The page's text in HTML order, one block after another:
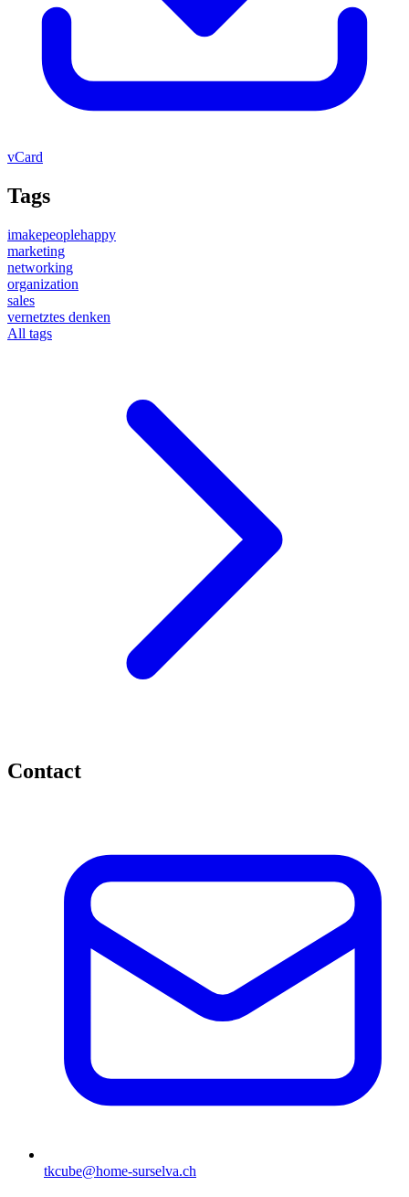
vCard
Tags
imakepeoplehappy
marketing
networking
organization
sales
vernetztes denken
All tags
Contact
tkcube@home-surselva.ch